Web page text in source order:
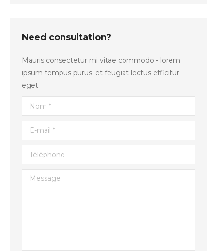
Need consultation?
Mauris consectetur mi vitae commodo - lorem
ipsum tempus purus, et feugiat lectus efficitur
eget.
Nom *
E-mail *
Téléphone
Message